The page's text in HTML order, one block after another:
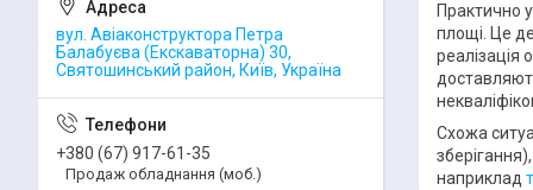
Практично
площі. Це
реалізація
Схожа
наприклад
вул. Авіаконструктора Петра
Балабуєва (Екскаваторна) 30,
Святошинський район, Київ, Україна
+380 (67) 917-61-35
Продаж обладнання (моб.)